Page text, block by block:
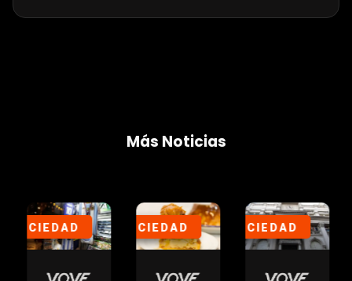
Más Noticias
SOCIEDAD SOCIEDAD SOCIEDAD